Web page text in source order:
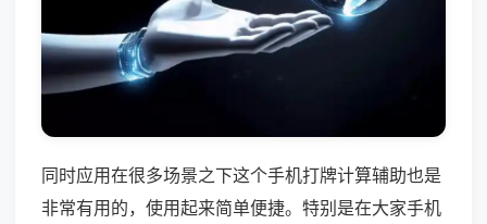
同时应用在很多场景之下这个手机打牌计算辅助也是
非常有用的，使用起来简单便捷。特别是在大家手机